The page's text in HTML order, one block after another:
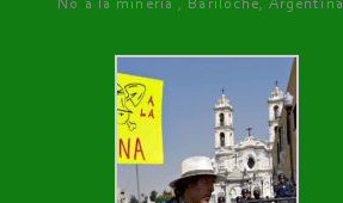
No a la minería , Bariloche, Argentina